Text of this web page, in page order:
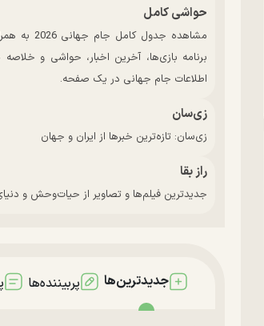
حواشی کامل
مشاهده جدول
برنامه بازی‌ها، آخرین اخبار، حواشی و
اطلاعات جام جهانی در یک صفحه.
زی‌سان
زی‌سان: تازه‌ترین خبرها از ایران و جهان
راز بقا
جدیدترین فیلم‌ها و تصاویر از حیات‌وحش و
جدیدترین‌ها پربیننده‌ها